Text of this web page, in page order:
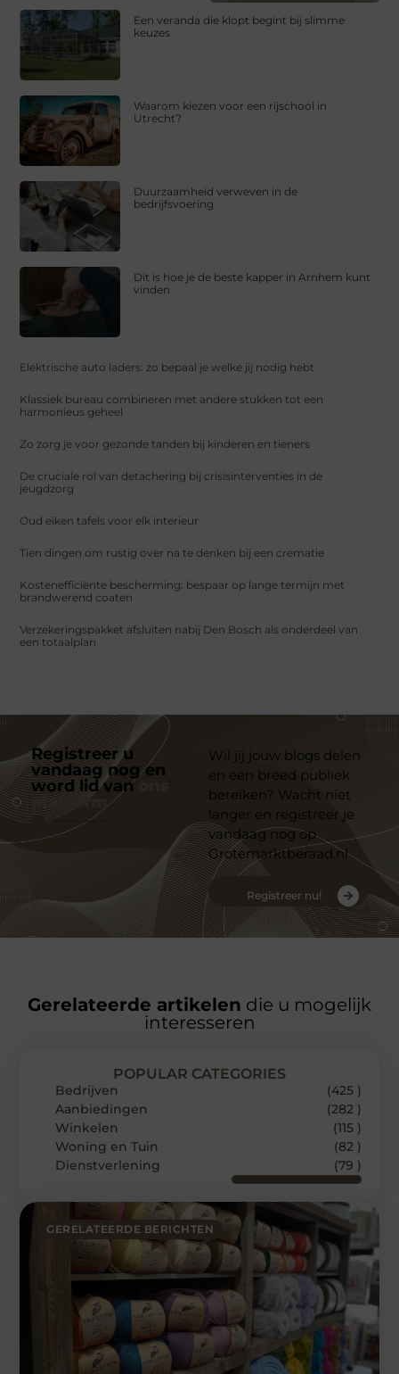
Een veranda die klopt begint bij slimme
keuzes
Waarom kiezen voor een rijschool in
Utrecht?
Duurzaamheid verweven in de
bedrijfsvoering
Dit is hoe je de beste kapper in Arnhem kunt
vinden
Elektrische auto laders: zo bepaal je welke jij nodig hebt
Klassiek bureau combineren met andere stukken tot een
harmonieus geheel
Zo zorg je voor gezonde tanden bij kinderen en tieners
De cruciale rol van detachering bij crisisinterventies in de
jeugdzorg
Oud eiken tafels voor elk interieur
Tien dingen om rustig over na te denken bij een crematie
Kostenefficiënte bescherming: bespaar op lange termijn met
brandwerend coaten
Verzekeringspakket afsluiten nabij Den Bosch als onderdeel van
een totaalplan
Registreer u
vandaag nog en
word lid van
platform
Wil jij jouw blogs delen
en een breed publiek
bereiken? Wacht niet
langer en registreer je
vandaag nog op
Grotemarktberaad.nl
Registreer nu!
Gerelateerde artikelen die u mogelijk
interesseren
GERELATEERDE BERICHTEN
POPULAR CATEGORIES
Bedrijven
(425 )
Aanbiedingen
(282 )
Winkelen
(115 )
Woning en Tuin
(82 )
Dienstverlening
(79 )